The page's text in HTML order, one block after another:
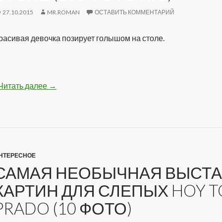
27.10.2015 MR.ROMAN ОСТАВИТЬ КОММЕНТАРИЙ
девочка позирует голышом на столе.
далее Классная голенькая девочка на столе (100
→
НЕОБЫЧНАЯ
ДЛЯ СЛЕПЫХ HOY
(10 ФОТО)